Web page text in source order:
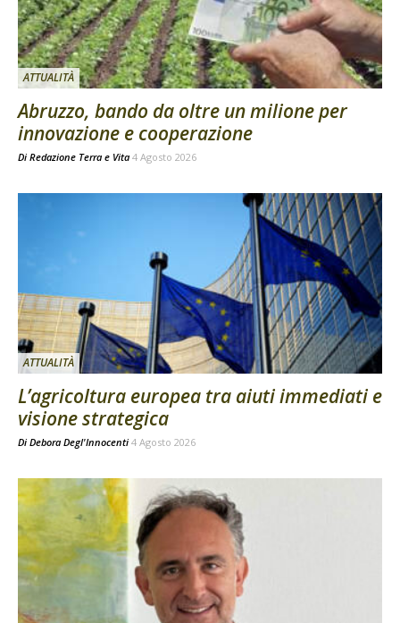
ATTUALITÀ
Abruzzo, bando da oltre un milione per
innovazione e cooperazione
Di Redazione Terra e Vita 4 Agosto 2026
ATTUALITÀ
L’agricoltura europea tra aiuti immediati e
visione strategica
Di Debora Degl'Innocenti 4 Agosto 2026